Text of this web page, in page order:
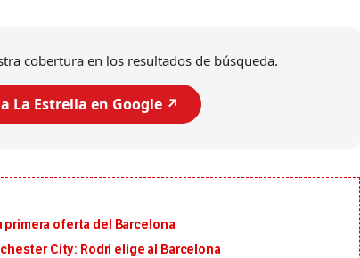
cobertura en los resultados de búsqueda.
La Estrella en Google ↗️
primera oferta del Barcelona
City: Rodri elige al Barcelona
Entre recuerdos y escuetas
da Silva, oficializó este domingo su
candidatura...